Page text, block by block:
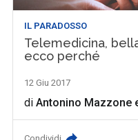
IL PARADOSSO
Telemedicina,
ecco perché
12 Giu 2017
diAntonino Mazzone